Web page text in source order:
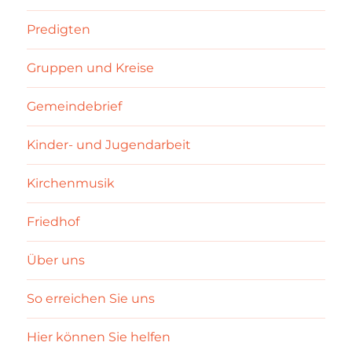
Predigten
Gruppen und Kreise
Gemeindebrief
Kinder- und Jugendarbeit
Kirchenmusik
Friedhof
Über uns
So erreichen Sie uns
Hier können Sie helfen